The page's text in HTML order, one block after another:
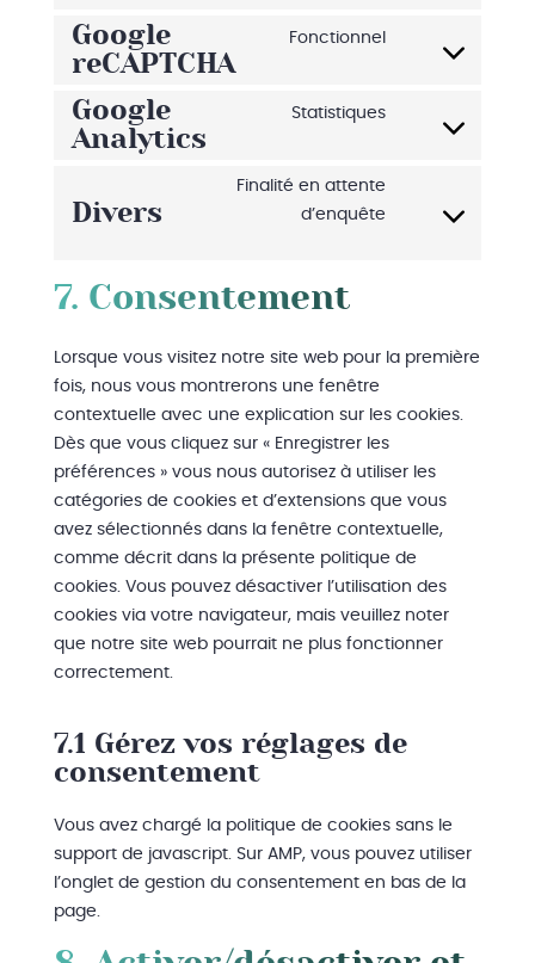
themes)
service
Google
reCAPTCHA
Fonctionnel
Consent
service
Google
Analytics
Statistiques
Consent
google-
Divers
Finalité en attente
d’enquête
Consent
7. Consentement
Lorsque vous visitez notre site web pour la première
fois, nous vous montrerons une fenêtre
contextuelle avec une explication sur les cookies.
Dès que vous cliquez sur « Enregistrer les
préférences » vous nous autorisez à utiliser les
catégories de cookies et d’extensions que vous
avez sélectionnés dans la fenêtre contextuelle,
comme décrit dans la présente politique de
cookies. Vous pouvez désactiver l’utilisation des
cookies via votre navigateur, mais veuillez noter
que notre site web pourrait ne plus fonctionner
correctement.
7.1 Gérez vos réglages de
consentement
Vous avez chargé la politique de cookies sans le
support de javascript. Sur AMP, vous pouvez utiliser
l’onglet de gestion du consentement en bas de la
page.